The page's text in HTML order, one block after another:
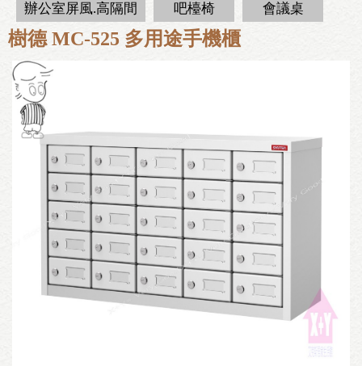
辦公室屏風.高隔間 吧檯椅 會議桌
樹德 MC-525 多用途手機櫃